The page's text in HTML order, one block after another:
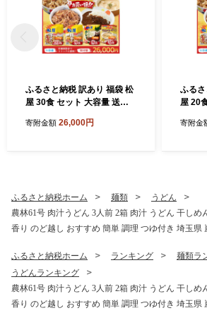
ふるさと納税 訳あり 福袋 松
屋 30食 セット 大容量 送料
レー シュクメルリ 食品 惣菜
寄附金額 26,000円
ふる
屋 20
レー
寄附金
ふるさと納税ホーム 麺類
うどん
農林61号 肉汁うどん 3人前 2箱 肉汁 うどん 干しめ
香り のど越し おすすめ 簡単 調理 つゆ付き 埼玉県
ふるさと納税ホーム ランキング
麺類ラ
うどんランキング
農林61号 肉汁うどん 3人前 2箱 肉汁 うどん 干しめ
香り のど越し おすすめ 簡単 調理 つゆ付き 埼玉県